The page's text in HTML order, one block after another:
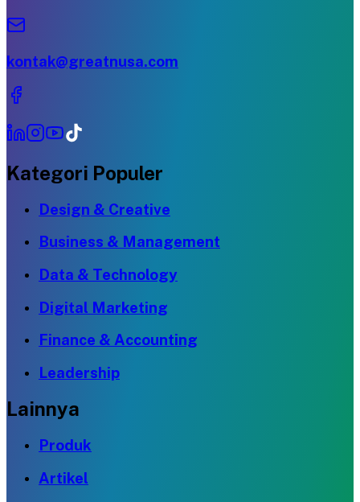
kontak@greatnusa.com
Kategori Populer
Design & Creative
Business & Management
Data & Technology
Digital Marketing
Finance & Accounting
Leadership
Lainnya
Produk
Artikel